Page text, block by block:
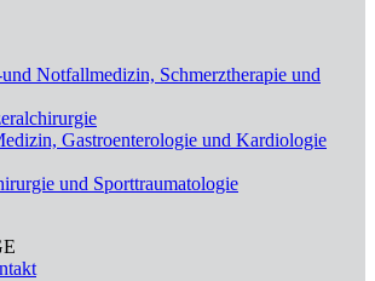
Notfallmedizin, Schmerztherapie und
Gastroenterologie und Kardiologie
und Sporttraumatologie